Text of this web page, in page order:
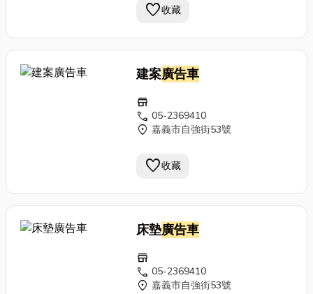
favorite收藏
建案廣告車
store
call 05-2369410
location_on 嘉義市自強街53號
favorite收藏
床墊廣告車
store
call 05-2369410
location_on 嘉義市自強街53號